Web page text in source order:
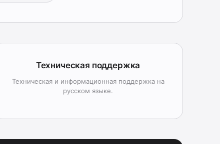
Техническая поддержка
Техническая и информационная поддержка на
русском языке.